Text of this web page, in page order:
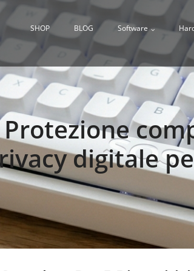
SHOP BLOG Software
digitale